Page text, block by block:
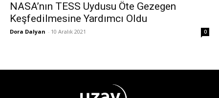
NASA’nın TESS Uydusu Öte Gezegen
Keşfedilmesine Yardımcı Oldu
Dora Dalyan - 10 Aralık 2021 0